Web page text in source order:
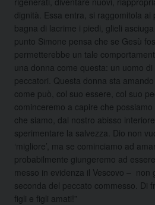
dignità. Essa entra, si raggomitola ai
bagna di lacrime i piedi, glieli
punto Simone pensa che se Gesù
permetterebbe un tale
una donna come questa: un uomo
peccatori. Questa donna sta amando
come può, col suo essere, col suo
cominceremo a capire che
che siamo, dal nostro abisso
sperimentare la salvezza. Dio non
‘migliore’, ma se cominciamo ad
probabilmente giungeremo ad
messo in evidenza il Vescovo – non
seconda del peccato commesso. Di
figli e figli amati!”